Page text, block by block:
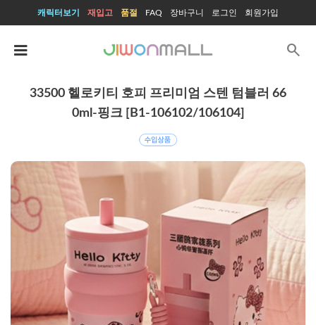
캐릭터보기 재입고 품절 FAQ 장바구니 로그인 회원가입
search
33500 헬로키티 호피 프리미엄 스텐 텀블러 66
0ml-핑크 [B1-106102/106104]